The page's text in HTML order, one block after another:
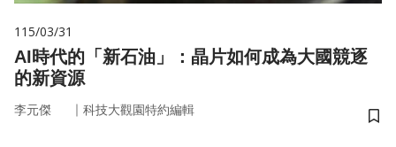
115/03/31
AI時代的「新石油」：晶片如何成為大國競逐
的新資源
李元傑 ｜ 科技大觀園特約編輯
儲